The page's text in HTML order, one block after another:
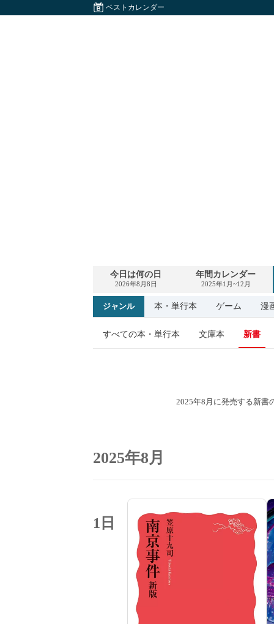
ベストカレンダー
今日は何の日
2026年8月8日
年間カレンダー
2025年1月~12月
ジャンル 本・単行本 ゲーム 漫
すべての本・単行本 文庫本 新書
2025年8月に発売する新書
2025年8月
1日